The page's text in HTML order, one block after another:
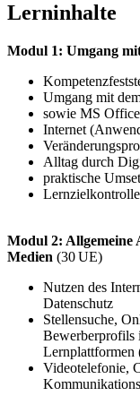
Lerninhalte
Modul 1: Umgang
Umgang mit
sowie MS
Internet
Alltag durch
praktische
Lernzielkontrolle
Modul 2: Allgemeine
Medien (30 UE)
Nutzen des
Datenschutz
Stellensuche,
Bewerberprofils
Lernplattformen
Videotelefonie,